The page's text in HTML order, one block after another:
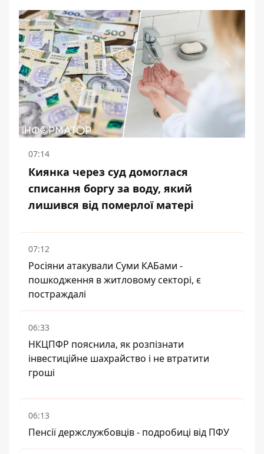
07:14
Киянка через суд домоглася
списання боргу за воду, який
лишився від померлої матері
07:12
Росіяни атакували Суми КАБами -
пошкодження в житловому секторі, є
постраждалі
06:33
НКЦПФР пояснила, як розпізнати
інвестиційне шахрайство і не втратити
гроші
06:13
Пенсії держслужбовців - подробиці від ПФУ